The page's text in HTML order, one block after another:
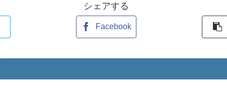
シェアする
Facebook